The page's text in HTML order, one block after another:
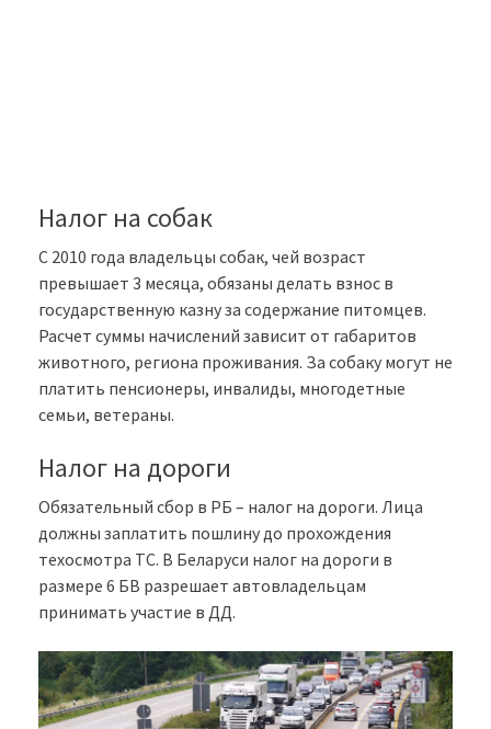
Налог на собак
С 2010 года владельцы собак, чей возраст
превышает 3 месяца, обязаны делать взнос в
государственную казну за содержание питомцев.
Расчет суммы начислений зависит от габаритов
животного, региона проживания. За собаку могут не
платить пенсионеры, инвалиды, многодетные
семьи, ветераны.
Налог на дороги
Обязательный сбор в РБ – налог на дороги. Лица
должны заплатить пошлину до прохождения
техосмотра ТС. В Беларуси налог на дороги в
размере 6 БВ разрешает автовладельцам
принимать участие в ДД.